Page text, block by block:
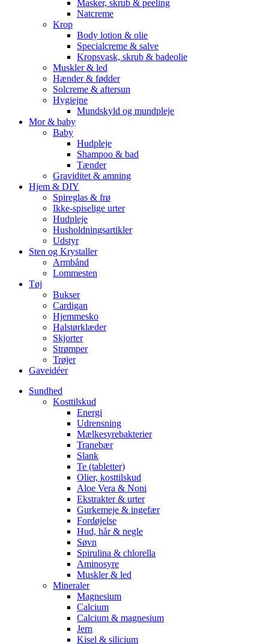
Masker, skrub & peeling
Natcreme
Krop
Body lotion & olie
Specialcreme & salve
Kropsvask, skrub & badeolie
Muskler & led
Hænder & fødder
Solcreme & aftersun
Hygiejne
Mundskyld og mundpleje
Mor & baby
Baby
Hudpleje
Shampoo & bad
Tænder
Graviditet & amning
Hjem & DIY
Spireglas & frø
Ikke-spiselige urter
Hudpleje
Husholdningsartikler
Udstyr
Sten og Krystaller
Armbånd
Lommesten
Tøj
Bukser
Cardigan
Hjemmesko
Halstørklæder
Skjorter
Strømper
Trøjer
Gaveidéer
Sundhed
Kosttilskud
Energi
Udrensning
Mælkesyrebakterier
Tranebær
Slank
Te (tabletter)
Olier, kosttilskud
Aloe Vera & Noni
Ekstrakter & urter
Gurkemeje & ingefær
Fordøjelse
Hud, hår & negle
Søvn
Spirulina & chlorella
Aminosyre
Muskler & led
Mineraler
Magnesium
Calcium
Calcium & magnesium
Jern
Kisel & silicium